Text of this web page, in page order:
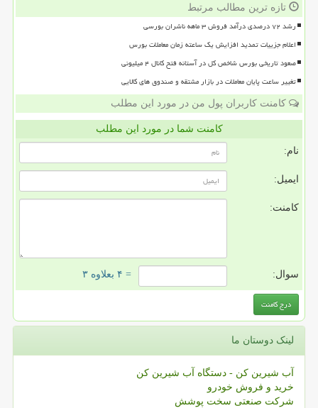
تازه ترین مطالب مرتبط
رشد ۷۲ درصدی درآمد فروش ۳ ماهه ناشران بورسی
اعلام جزییات تمدید افزایش یک ساعته زمان معاملات بورس
صعود تاریخی بورس شاخص کل در آستانه فتح کانال ۴ میلیونی
تغییر ساعت پایان معاملات در بازار مشتقه و صندوق های کالایی
کامنت کاربران پول من در مورد این مطلب
کامنت شما در مورد این مطلب
نام:
ایمیل:
کامنت:
سوال: = ۴ بعلاوه ۳
لینک دوستان ما
آب شیرین کن - دستگاه آب شیرین کن
خرید و فروش خودرو
شرکت صنعتی سخت پوشش